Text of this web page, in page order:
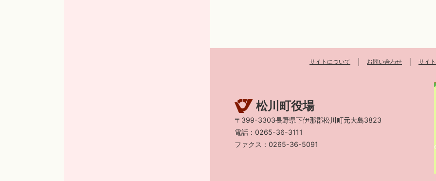
サイトについて お問い合わせ サイ
松川町役場
〒399-3303長野県下伊那郡松川町元大島3823
電話：0265-36-3111
ファクス：0265-36-5091